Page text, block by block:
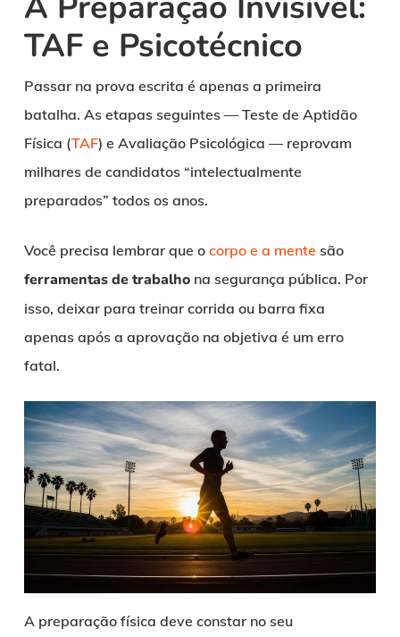
TAF e Psicotécnico
Passar na prova escrita é apenas a primeira
batalha. As etapas seguintes — Teste de Aptidão
Física (TAF) e Avaliação Psicológica — reprovam
milhares de candidatos “intelectualmente
preparados” todos os anos.
Você precisa lembrar que o corpo e a mente são
ferramentas de trabalhona segurança pública. Por
isso, deixar para treinar corrida ou barra fixa
apenas após a aprovação na objetiva é um erro
fatal.
A preparação física deve constar no seu